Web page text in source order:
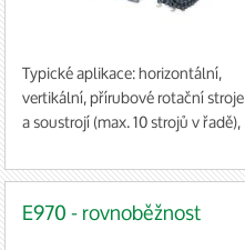
Typické aplikace: horizontální,
vertikální, přírubové rotační stroje
a soustrojí (max. 10 strojů v řadě),
plochy a přírub, přímost, směr
kolmosti např. u obráběcích strojů
E970 - rovnoběžnost